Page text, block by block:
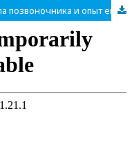
Остеохондроз поясничного отдела позвоночника и опыт его нейрохирургического лечения у молодых пациентов